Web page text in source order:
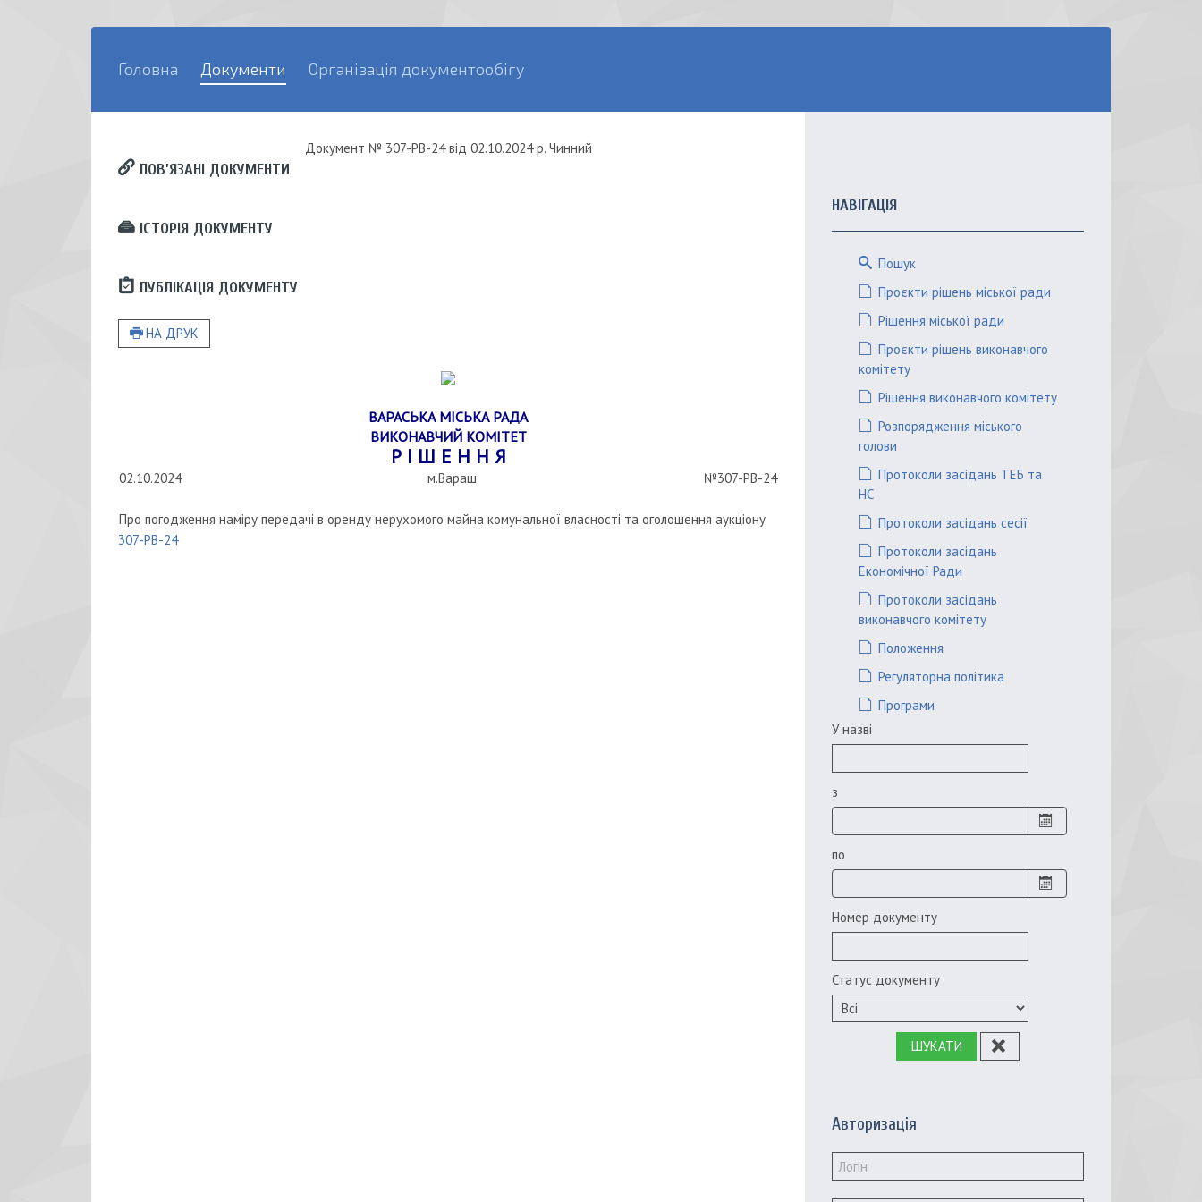
Головна Документи Організація документообігу
Документ № 307-РВ-24від 02.10.2024 р.Чинний
ПОВ’ЯЗАНІ ДОКУМЕНТИ
ІСТОРІЯ ДОКУМЕНТУ
ПУБЛІКАЦІЯ ДОКУМЕНТУ
НА ДРУК
ВАРАСЬКА МІСЬКА РАДА
ВИКОНАВЧИЙ КОМІТЕТ
Р І Ш Е Н Н Я
02.10.2024 м.Вараш №307-РВ-24
Про погодження наміру передачі в оренду нерухомого майна комунальної власності та оголошення аукціону
307-РВ-24
НАВІГАЦІЯ
Пошук
Проєкти рішень міської ради
Рішення міської ради
Проєкти рішень виконавчого
комітету
Рішення виконавчого комітету
Розпорядження міського
голови
Протоколи засідань ТЕБ та
НС
Протоколи засідань сесії
Протоколи засідань
Економічної Ради
Протоколи засідань
виконавчого комітету
Положення
Регуляторна політика
Програми
У назві
з
по
Номер документу
Статус документу
ШУКАТИ
Авторизація